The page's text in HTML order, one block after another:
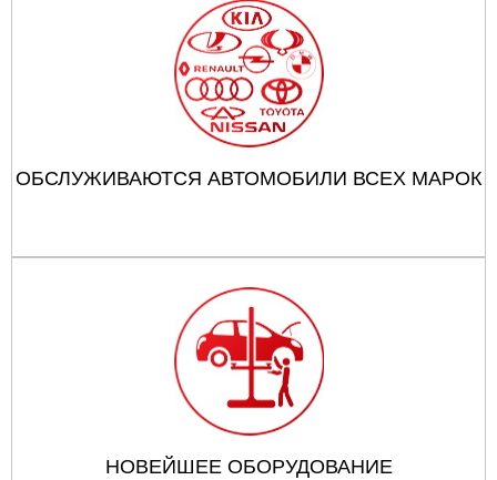
ОБСЛУЖИВАЮТСЯ АВТОМОБИЛИ ВСЕХ МАРОК
НОВЕЙШЕЕ ОБОРУДОВАНИЕ